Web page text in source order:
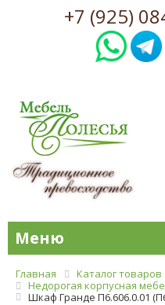
+7 (925)
Меню
Главная Каталог товаров
Недорогая корпусная
Шкаф Гранде П6.606.0.01